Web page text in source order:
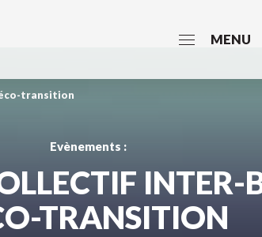
MENU
transition
Evènements :
INTER-
TRANSITION